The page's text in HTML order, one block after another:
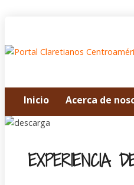
Inicio Acerca de
EXPERIENCIA